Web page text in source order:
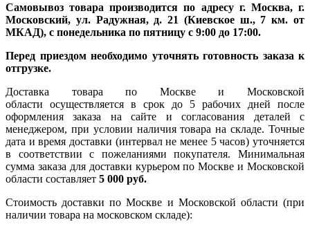
Самовывоз товара производится по адресу г. Москва, г.
Московский, ул. Радужная, д. 21 (Киевское ш., 7 км. от
МКАД), с понедельника по пятницу с 9:00 до 17:00.
Перед приездом необходимо уточнять готовность заказа к
отгрузке.
Доставка товара по Москве и Московской
области осуществляется в срок до 5 рабочих дней после
оформления заказа на сайте и согласования деталей с
менеджером, при условии наличия товара на складе. Точные
дата и время доставки (интервал не менее 5 часов) уточняется
в соответствии с пожеланиями покупателя. Минимальная
сумма заказа для доставки курьером по Москве и Московской
области составляет 5 000 руб.
Стоимость доставки по Москве и Московской области (при
наличии товара на московском складе):